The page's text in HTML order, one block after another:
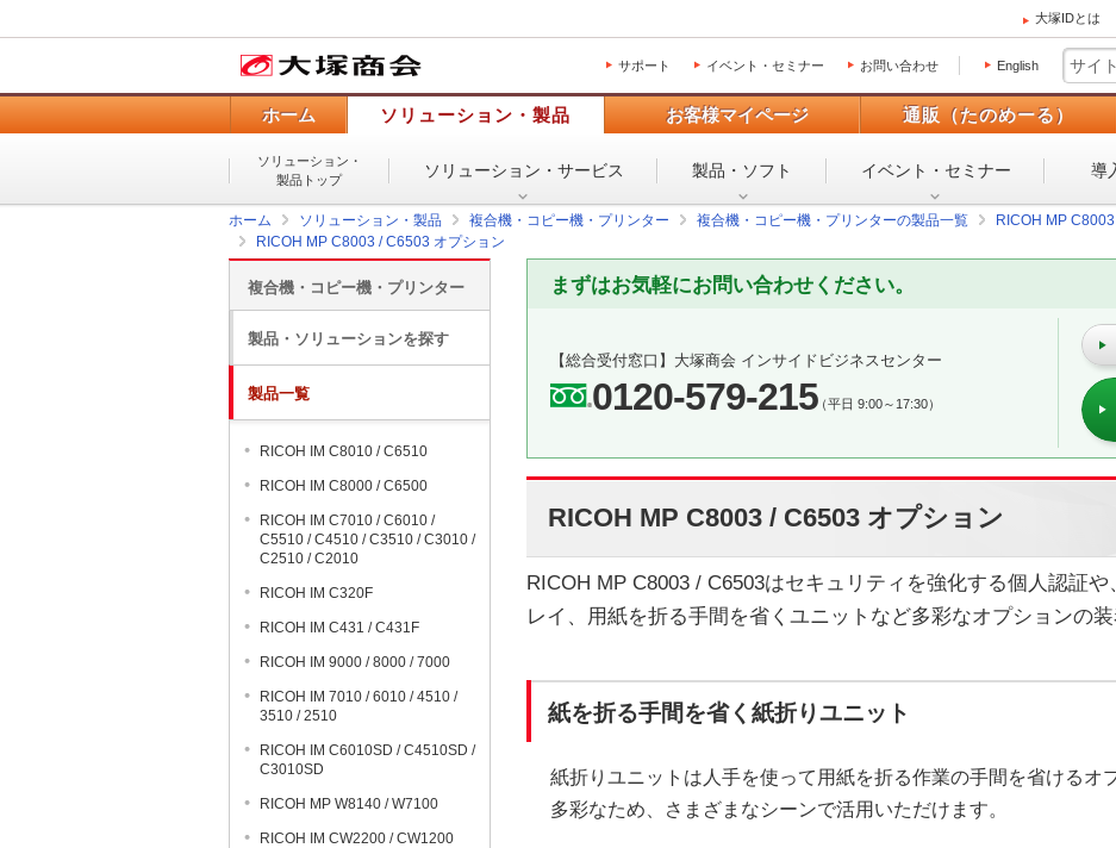
大塚IDとは
サポート イベント・セミナー お問い合わせ English
ホーム ソリューション・製品 お客様マイページ 通販（たのめーる）
ソリューション・
製品トップ
ソリューション・ サービス 製品・ソフト イベント・ セミナー 導
ホーム ソリューション・製品 複合機・コピー機・プリンター 複合機・コピー機・プリンターの製品一覧
RICOH MP
RICOH MP C8003 / C6503 オプション
まずはお気軽にお問い合わせください。
【総合受付窓口】 大塚商会 インサイドビジネスセンター
0120-579-215（平日 9:00～17:30）
RICOH MP C8003 / C6503 オプション
RICOH MP C8003 / C6503はセキュリティを強化する個人認証
レイ、用紙を折る手間を省くユニットなど多彩なオプションの装
紙を折る手間を省く紙折りユニット
紙折りユニットは人手を使って用紙を折る作業の手間を省けるオ
多彩なため、さまざまなシーンで活用いただけます。
複合機・コピー機・プリンター
製品・ソリューションを探す
製品一覧
RICOH IM C8010 / C6510
RICOH IM C8000 / C6500
RICOH IM C7010 / C6010 /
C5510 / C4510 / C3510 / C3010 /
C2510 / C2010
RICOH IM C320F
RICOH IM C431 / C431F
RICOH IM 9000 / 8000 / 7000
RICOH IM 7010 / 6010 / 4510 /
3510 / 2510
RICOH IM C6010SD / C4510SD /
C3010SD
RICOH MP W8140 / W7100
RICOH IM CW2200 / CW1200